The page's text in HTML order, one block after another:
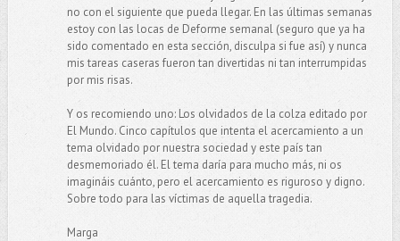
no con el siguiente que pueda llegar. En las últimas semanas
estoy con las locas de Deforme semanal (seguro que ya ha
sido comentado en esta sección, disculpa si fue así) y nunca
mis tareas caseras fueron tan divertidas ni tan interrumpidas
por mis risas.
Y os recomiendo uno: Los olvidados de la colza editado por
El Mundo. Cinco capítulos que intenta el acercamiento a un
tema olvidado por nuestra sociedad y este país tan
desmemoriado él. El tema daría para mucho más, ni os
imagináis cuánto, pero el acercamiento es riguroso y digno.
Sobre todo para las víctimas de aquella tragedia.
Marga